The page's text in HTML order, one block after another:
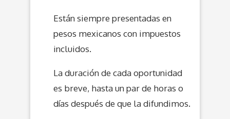
Están siempre presentadas en
pesos mexicanos con impuestos
incluidos.
La duración de cada oportunidad
es breve, hasta un par de horas o
días después de que la difundimos.